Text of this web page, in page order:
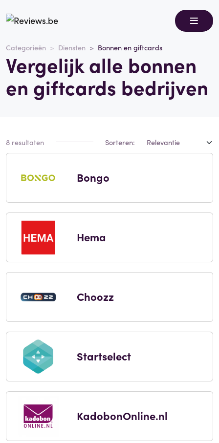
Categorieën Diensten Bonnen en giftcards
Vergelijk alle bonnen
en giftcards bedrijven
8 resultaten Sorteren:
Bongo
Hema
Choozz
Startselect
KadobonOnline.nl